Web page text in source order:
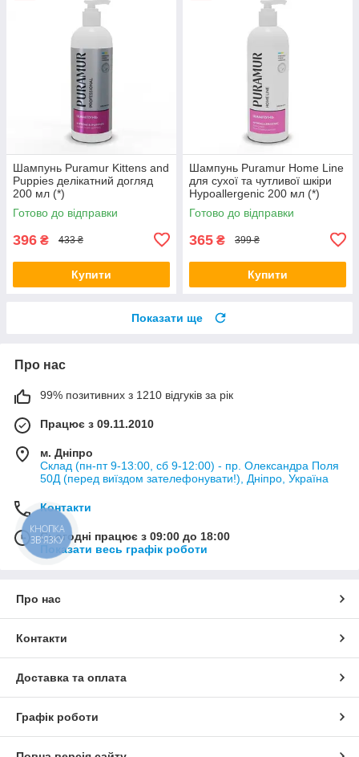
Шампунь Puramur Kittens and
Puppies делікатний догляд
200 мл (*)
Готово до відправки
396 ₴ 433 ₴
Купити
Шампунь Puramur Home Line
для сухої та чутливої шкіри
Hypoallergenic 200 мл (*)
Готово до відправки
365 ₴ 399 ₴
Купити
Показати ще
Про нас
99% позитивних з 1210 відгуків за рік
Працює з 09.11.2010
м. Дніпро
Склад (пн-пт 9-13:00, сб 9-12:00) - пр. Олександра Поля
50Д (перед виїздом зателефонувати!), Дніпро, Україна
Контакти
Сьогодні працює з 09:00 до 18:00
Показати весь графік роботи
Про нас
Контакти
Доставка та оплата
Графік роботи
КНОПКА
ЗВ'ЯЗКУ